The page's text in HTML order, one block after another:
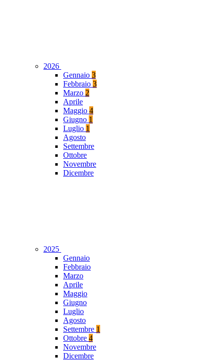
2026
Gennaio 3
Febbraio 3
Marzo 2
Aprile
Maggio 4
Giugno 1
Luglio 1
Agosto
Settembre
Ottobre
Novembre
Dicembre
2025
Gennaio
Febbraio
Marzo
Aprile
Maggio
Giugno
Luglio
Agosto
Settembre 1
Ottobre 4
Novembre
Dicembre